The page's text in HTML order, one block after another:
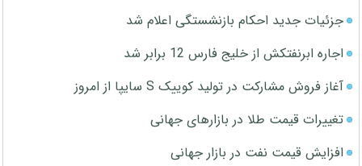
جزئیات جدید احکام بازنشستگی اعلام شد
اجاره ابرنفتکش از خلیج فارس 12 برابر شد
آغاز فروش مشارکت در تولید کوییک S سایپا از امروز
تغییرات قیمت طلا در بازارهای جهانی
افزایش قیمت نفت در بازار جهانی